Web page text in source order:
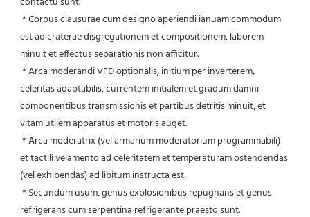
est ad craterae disgregationem et compositionem, laborem
minuit et effectus separationis non afficitur.
celeritas adaptabilis, currentem initialem et gradum damni
componentibus transmissionis et partibus detritis minuit, et
vitam utilem apparatus et motoris auget.
et tactili velamento ad celeritatem et temperaturam ostendendas
(vel exhibendas) ad libitum instructa est.
refrigerans cum serpentina refrigerante praesto sunt.